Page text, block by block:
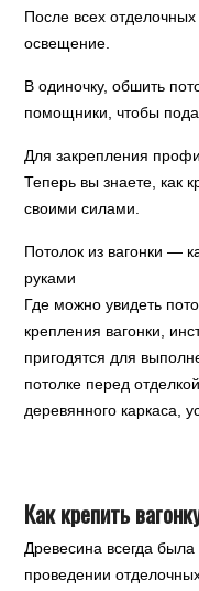
После всех
освещение.
В одиночку, обшить
помощники, чтобы
Для закрепления
Теперь вы знаете, как
своими силами.
Потолок из вагонки —
руками
Где можно увидеть
крепления вагонки,
пригодятся для
потолке перед
деревянного каркаса,
Как крепить
Древесина всегда
проведении